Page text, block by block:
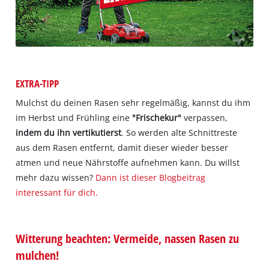
EXTRA-TIPP
Mulchst du deinen Rasen sehr regelmäßig, kannst du ihm
im Herbst und Frühling eine "Frischekur" verpassen,
indem du ihn vertikutierst. So werden alte Schnittreste
aus dem Rasen entfernt, damit dieser wieder besser
atmen und neue Nährstoffe aufnehmen kann. Du willst
mehr dazu wissen? Dann ist dieser Blogbeitrag
interessant für dich.
Witterung beachten: Vermeide, nassen Rasen zu
mulchen!